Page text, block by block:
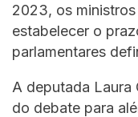
2023, os
estabelecer o
parlamentares
A deputada Laura
do debate para